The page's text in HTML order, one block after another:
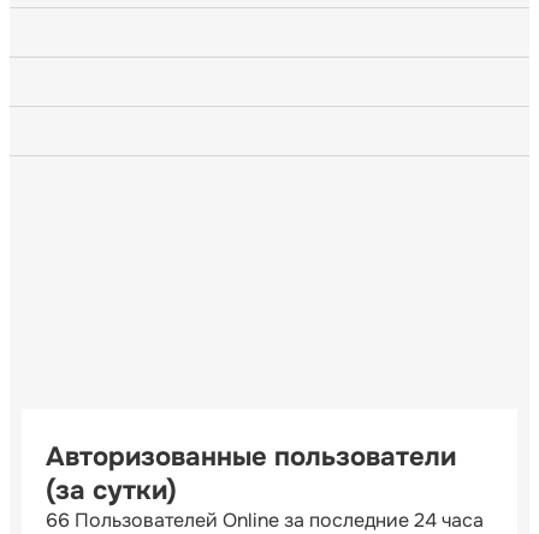
Авторизованные пользователи
(за сутки)
66 Пользователей Online за последние 24 часа